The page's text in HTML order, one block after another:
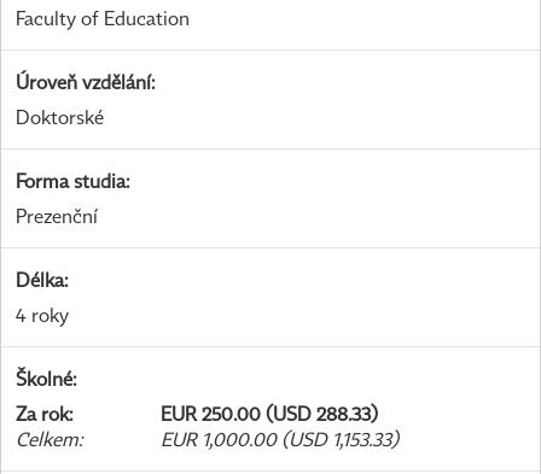
Faculty of Education
Úroveň vzdělání:
Doktorské
Forma studia:
Prezenční
Délka:
4 roky
Školné:
Za rok:
EUR 250.00 (USD 288.33)
Celkem: EUR 1,000.00 (USD 1,153.33)